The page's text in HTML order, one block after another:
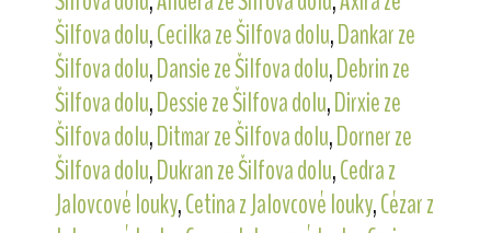
Šilfova dolu,Cecilka ze Šilfova dolu,Dankar ze
Šilfova dolu,Dansie ze Šilfova dolu,Debrin ze
Šilfova dolu,Dessie ze Šilfova dolu,Dirxie ze
Šilfova dolu,Ditmar ze Šilfova dolu,Dorner ze
Šilfova dolu,Dukran ze Šilfova dolu,Cedra z
Jalovcové louky,Cetina z Jalovcové louky,Cézar z